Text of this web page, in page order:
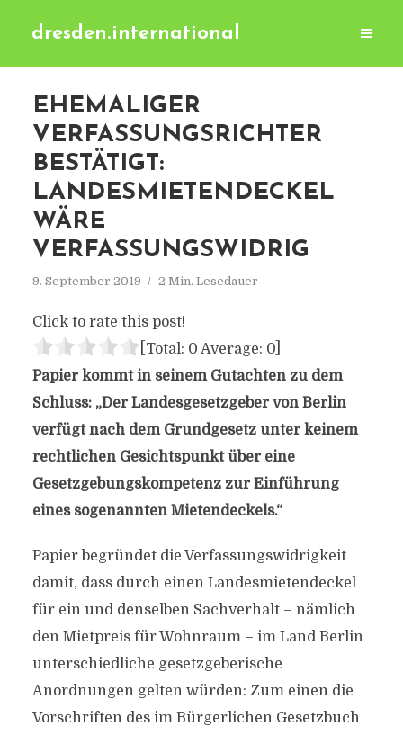
dresden.international
EHEMALIGER
VERFASSUNGSRICHTER
BESTÄTIGT:
LANDESMIETENDECKEL
WÄRE
VERFASSUNGSWIDRIG
9. September 2019 2 Min. Lesedauer
Click to rate this post!
[Total: 0 Average: 0]
Papier kommt in seinem Gutachten zu dem
Schluss: „Der Landesgesetzgeber von Berlin
verfügt nach dem Grundgesetz unter keinem
rechtlichen Gesichtspunkt über eine
Gesetzgebungskompetenz zur Einführung
eines sogenannten Mietendeckels.“
Papier begründet die Verfassungswidrigkeit
damit, dass durch einen Landesmietendeckel
für ein und denselben Sachverhalt – nämlich
den Mietpreis für Wohnraum – im Land Berlin
unterschiedliche gesetzgeberische
Anordnungen gelten würden: Zum einen die
Vorschriften des im Bürgerlichen Gesetzbuch